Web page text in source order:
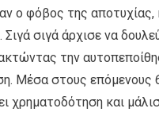
ο φόβος της αποτυχίας,
Σιγά σιγά άρχισε να
την
Μέσα στους επόμενους
χρηματοδότηση και